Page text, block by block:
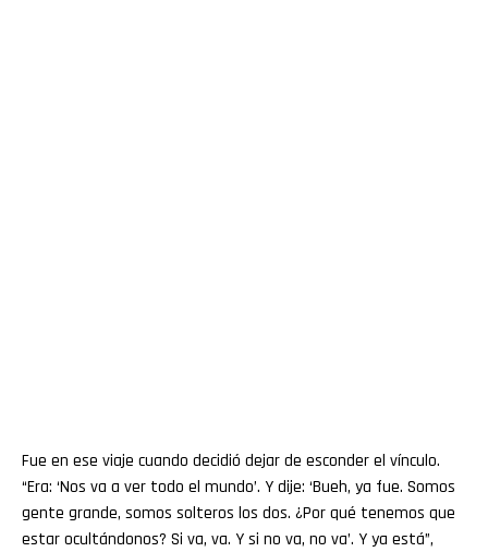
Fue en ese viaje cuando decidió dejar de esconder el vínculo.
“Era: ‘Nos va a ver todo el mundo’. Y dije: ‘Bueh, ya fue. Somos
gente grande, somos solteros los dos. ¿Por qué tenemos que
estar ocultándonos? Si va, va. Y si no va, no va’. Y ya está”,